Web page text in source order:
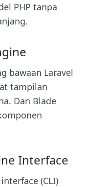
PHP tanpa
bawaan Laravel
tampilan
Dan Blade
Interface
(CLI)